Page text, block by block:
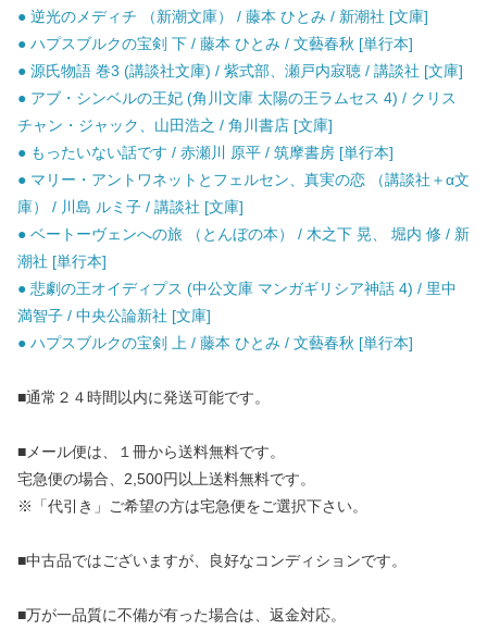
● 逆光のメディチ （新潮文庫） / 藤本 ひとみ / 新潮社 [文庫]
● ハプスブルクの宝剣 下 / 藤本 ひとみ / 文藝春秋 [単行本]
● 源氏物語 巻3 (講談社文庫) / 紫式部、瀬戸内寂聴 / 講談社 [文庫]
● アブ・シンベルの王妃 (角川文庫 太陽の王ラムセス 4) / クリス
チャン・ジャック、山田浩之 / 角川書店 [文庫]
● もったいない話です / 赤瀬川 原平 / 筑摩書房 [単行本]
● マリー・アントワネットとフェルセン、真実の恋 （講談社＋α文
庫） / 川島 ルミ子 / 講談社 [文庫]
● ベートーヴェンへの旅 （とんぼの本） / 木之下 晃、 堀内 修 / 新
潮社 [単行本]
● 悲劇の王オイディプス (中公文庫 マンガギリシア神話 4) / 里中
満智子 / 中央公論新社 [文庫]
● ハプスブルクの宝剣 上 / 藤本 ひとみ / 文藝春秋 [単行本]
■通常２４時間以内に発送可能です。
■メール便は、１冊から送料無料です。
宅急便の場合、2,500円以上送料無料です。
※「代引き」ご希望の方は宅急便をご選択下さい。
■中古品ではございますが、良好なコンディションです。
■万が一品質に不備が有った場合は、返金対応。